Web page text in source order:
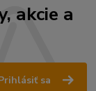
akcie a
sa